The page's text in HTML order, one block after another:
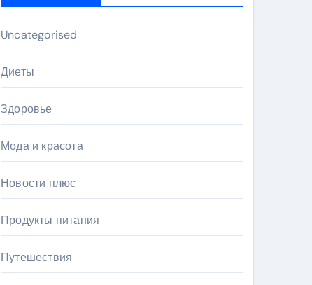
Uncategorised
Диеты
Здоровье
Мода и красота
Новости плюс
Продукты питания
Путешествия